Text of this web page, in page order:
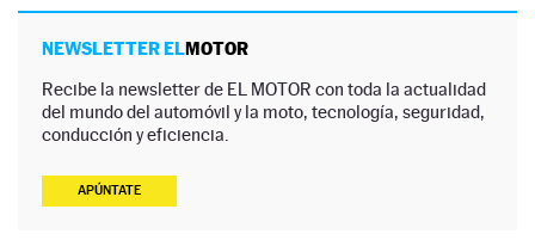
NEWSLETTER ELMOTOR
Recibe la newsletter de EL MOTOR con toda la actualidad
del mundo del automóvil y la moto, tecnología, seguridad,
conducción y eficiencia.
APÚNTATE